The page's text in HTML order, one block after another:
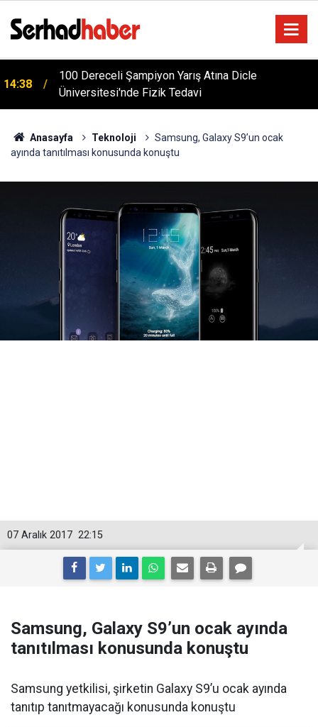
14:38
100 Dereceli Şampiyon Yarış Atına Dicle
Üniversitesi'nde Fizik Tedavi
Anasayfa Teknoloji
Samsung, Galaxy S9’un ocak
ayında tanıtılması konusunda konuştu
22:15
07 Aralık 2017
Samsung, Galaxy S9’un ocak ayında
tanıtılması konusunda konuştu
Samsung yetkilisi, şirketin Galaxy S9’u ocak ayında
tanıtıp tanıtmayacağı konusunda konuştu